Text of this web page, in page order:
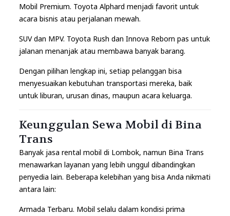
Mobil Premium. Toyota Alphard menjadi favorit untuk
acara bisnis atau perjalanan mewah.
SUV dan MPV. Toyota Rush dan Innova Reborn pas untuk
jalanan menanjak atau membawa banyak barang.
Dengan pilihan lengkap ini, setiap pelanggan bisa
menyesuaikan kebutuhan transportasi mereka, baik
untuk liburan, urusan dinas, maupun acara keluarga.
Keunggulan Sewa Mobil di Bina
Trans
Banyak jasa rental mobil di Lombok, namun Bina Trans
menawarkan layanan yang lebih unggul dibandingkan
penyedia lain. Beberapa kelebihan yang bisa Anda nikmati
antara lain:
Armada Terbaru. Mobil selalu dalam kondisi prima